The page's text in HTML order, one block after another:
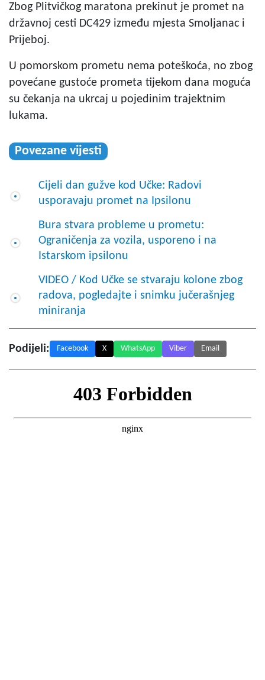
Zbog Plitvičkog maratona prekinut je promet na
državnoj cesti DC429 između mjesta Smoljanac i
Prijeboj.
U pomorskom prometu nema poteškoća, no zbog
povećane gustoće prometa tijekom dana moguća
su čekanja na ukrcaj u pojedinim trajektnim
lukama.
Povezane vijesti
Cijeli dan gužve kod Učke: Radovi
usporavaju promet na Ipsilonu
Bura stvara probleme u prometu:
Ograničenja za vozila, usporeno i na
Istarskom ipsilonu
VIDEO / Kod Učke se stvaraju kolone zbog
radova, pogledajte i snimku jučerašnjeg
miniranja
Podijeli: Facebook X WhatsApp Viber Email